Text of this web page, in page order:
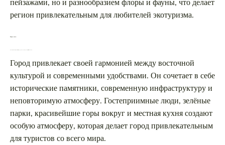
пейзажами, но и разнообразием флоры и фауны, что делает
регион привлекательным для любителей экотуризма.
Вопрос-ответ:
Город привлекает своей гармонией между восточной
культурой и современными удобствами. Он сочетает в себе
исторические памятники, современную инфраструктуру и
неповторимую атмосферу. Гостеприимные люди, зелёные
парки, красивейшие горы вокруг и местная кухня создают
особую атмосферу, которая делает город привлекательным
для туристов со всего мира.